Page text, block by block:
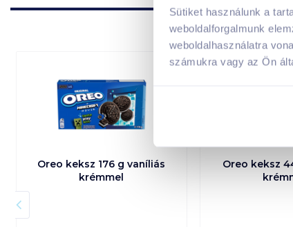
Sütiket használunk a
weboldalforgalmunk
weboldalhasználatra
számukra vagy az Ön
Oreo keksz 176 g vaníliás
krémmel
Oreo keksz